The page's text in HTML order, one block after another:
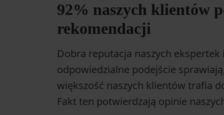
92% naszych klientów
rekomendacji
Dobra reputacja naszych
odpowiedzialne podejście
większość naszych klientów trafia
Fakt ten potwierdzają opinie